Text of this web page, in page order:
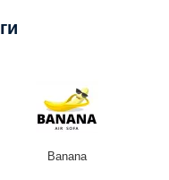
Banana